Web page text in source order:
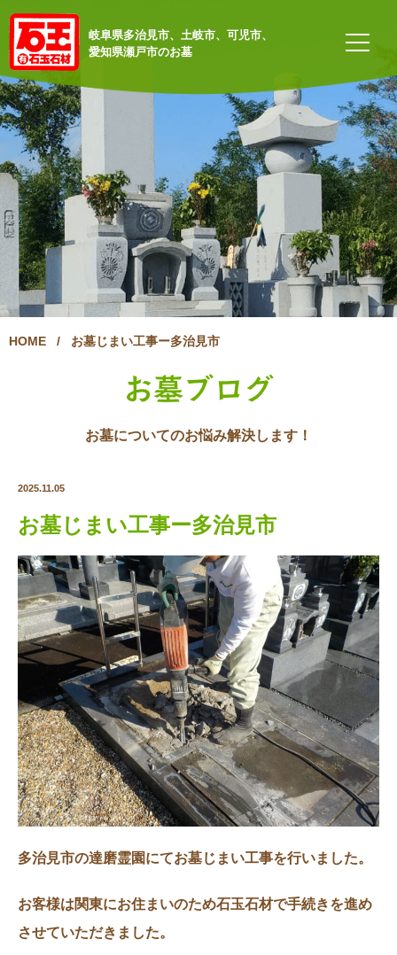
岐阜県多治見市、土岐市、可児市、
愛知県瀬戸市のお墓
HOME / お墓じまい工事ー多治見市
お墓ブログ
お墓についてのお悩み解決します！
2025.11.05
お墓じまい工事ー多治見市
多治見市の達磨霊園にてお墓じまい工事を行いました。
お客様は関東にお住まいのため石玉石材で手続きを進め
させていただきました。